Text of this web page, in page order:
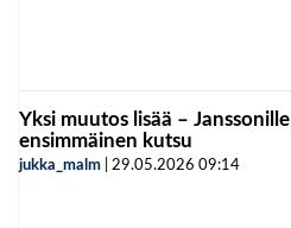
Yksi muutos lisää – Janssonille
ensimmäinen kutsu
jukka_malm 29.05.2026 09:14